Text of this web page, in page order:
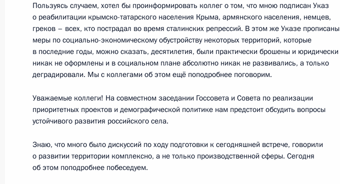
18 сентября 2014 года, четверг
Заседание Государственного совета
18 сентября 2014 года, 16:30
5 августа 2014 года, вторник
Заседание президиума Госсовета по вопросам развития системы
социальной защиты пожилых людей
Пользуясь случаем, хотел бы проинформировать коллег о том, что мною подписан Указ
о реабилитации крымско-татарского населения Крыма, армянского населения, немцев,
греков – всех, кто пострадал во время сталинских репрессий. В этом же Указе прописаны
меры по социально-экономическому обустройству некоторых территорий, которые
в последние годы, можно сказать, десятилетия, были практически брошены и юридически
никак не оформлены и в социальном плане абсолютно никак не развивались, а только
деградировали. Мы с коллегами об этом ещё поподробнее поговорим.
Уважаемые коллеги! На совместном заседании Госсовета и Совета по реализации
приоритетных проектов и демографической политике нам предстоит обсудить вопросы
устойчивого развития российского села.
Знаю, что много было дискуссий по ходу подготовки к сегодняшней встрече, говорили
о развитии территории комплексно, а не только производственной сферы. Сегодня
об этом поподробнее побеседуем.